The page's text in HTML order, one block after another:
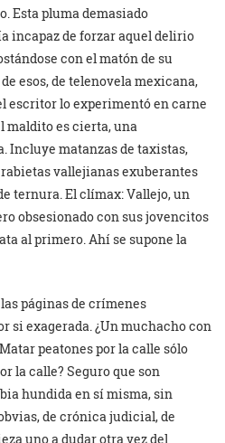
Esta pluma demasiado
incapaz de forzar aquel delirio
con el matón de su
esos, de telenovela mexicana,
escritor lo experimentó en carne
maldito es cierta, una
Incluye matanzas de taxistas,
vallejianas exuberantes
ternura. El clímax: Vallejo, un
obsesionado con sus jovencitos
al primero. Ahí se supone la
páginas de crímenes
si exagerada. ¿Un muchacho con
peatones por la calle sólo
la calle? Seguro que son
hundida en sí misma, sin
de crónica judicial, de
uno a dudar otra vez del